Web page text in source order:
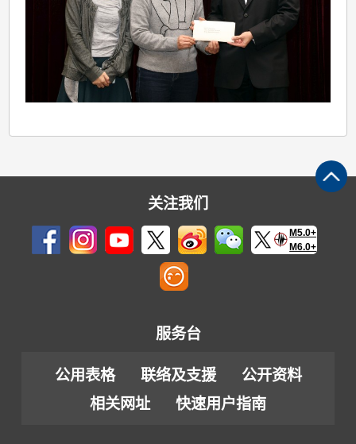
关注我们
M5.0+
M6.0+
服务台
公用表格 联络及支援
公开资料
相关网址
快速用户指南